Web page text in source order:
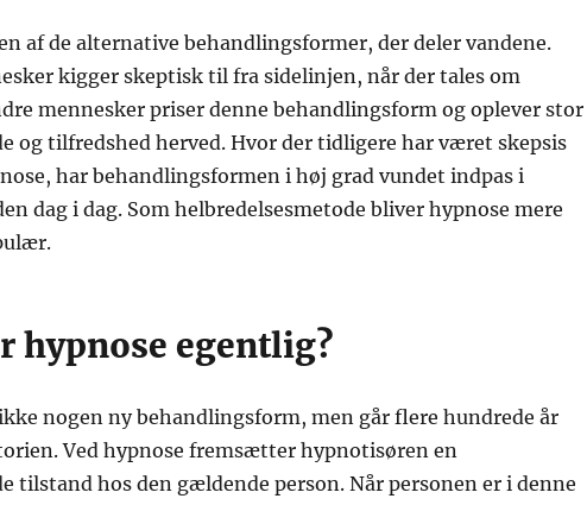
af de alternative behandlingsformer, der deler vandene.
kigger skeptisk til fra sidelinjen, når der tales om
mennesker priser denne behandlingsform og oplever stor
og tilfredshed herved. Hvor der tidligere har været skepsis
har behandlingsformen i høj grad vundet indpas i
dag i dag. Som helbredelsesmetode bliver hypnose mere
hypnose egentlig?
nogen ny behandlingsform, men går flere hundrede år
Ved hypnose fremsætter hypnotisøren en
tilstand hos den gældende person. Når personen er i denne